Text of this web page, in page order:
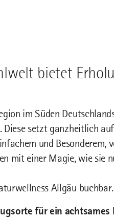
bietet
im Süden
Diese setzt ganzheitlich
und Besonderem,
mit einer Magie, wie sie
Allgäu buchbar.
für ein achtsames